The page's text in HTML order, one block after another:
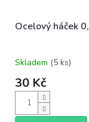
Skladem (5 ks)
30 Kč